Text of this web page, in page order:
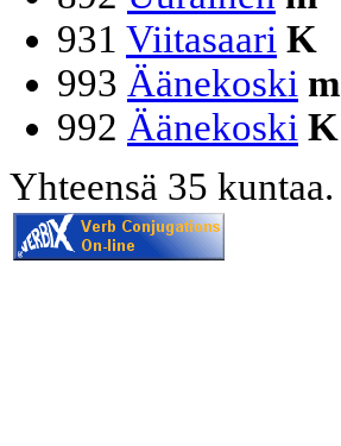
931 Viitasaari K
993 Äänekoski m
992 Äänekoski K
Yhteensä 35 kuntaa.